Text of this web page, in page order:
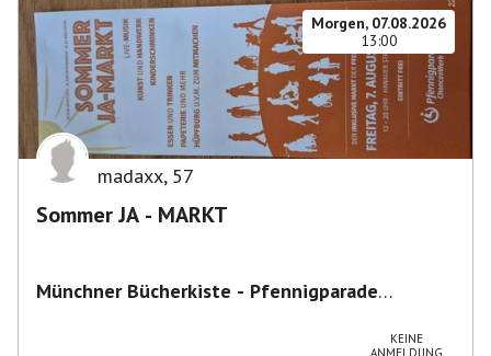
Morgen, 07.08.2026
13:00
madaxx, 57
Sommer JA - MARKT
Münchner Bücherkiste - Pfennigparade
KEINE
ANMELDUNG